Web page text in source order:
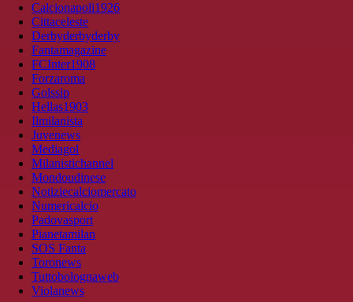
Calcionapoli1926
Cittaceleste
Derbyderbyderby
Fantamagazine
FCInter1908
Forzaroma
Golssip
Hellas1903
Ilmilanista
Juvenews
Mediagol
Milanistichannel
Mondoudinese
Notiziecalciomercato
Numericalcio
Padovasport
Pianetamilan
SOS Fanta
Toronews
Tuttobolognaweb
Violanews